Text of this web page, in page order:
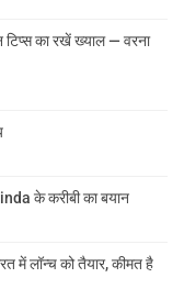
का रखें ख्याल — वरना
के करीबी का बयान
में लॉन्च को तैयार, कीमत है